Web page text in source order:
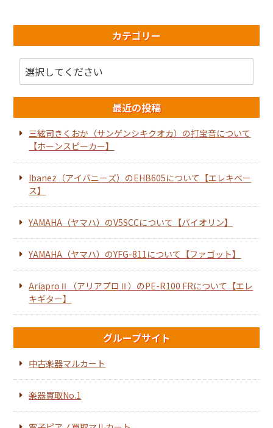
カテゴリー
最近の投稿
三絃司きくおか（サンゲンシキクオカ）の打宝音について
【ホーンスピーカー】
Ibanez（アイバニーズ）のEHB605について【エレキベー
ス】
YAMAHA（ヤマハ）のV5SCCについて【バイオリン】
YAMAHA（ヤマハ）のYFG-811について【ファゴット】
AriaproⅡ（アリアプロⅡ）のPE-R100 FRについて【エレ
キギター】
グループサイト
中古楽器マルカート
楽器買取No.1